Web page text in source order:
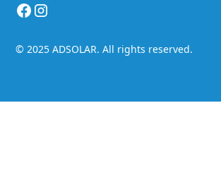
© 2025 ADSOLAR. All rights reserved.